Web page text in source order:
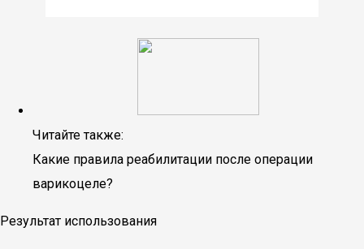
Читайте также:
Какие правила реабилитации после операции
варикоцеле?
Результат использования